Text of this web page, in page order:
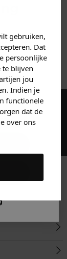
gebruiken,
Dat
persoonlijke
te blijven
jou
Indien je
functionele
dat de
over ons5%
met een 9,6!
op